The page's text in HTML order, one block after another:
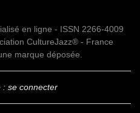
en ligne - ISSN 2266-4009
CultureJazz® - France
marque déposée.
: se connecter